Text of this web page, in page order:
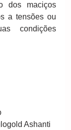
dos maciços
a tensões ou
condições
Ashanti